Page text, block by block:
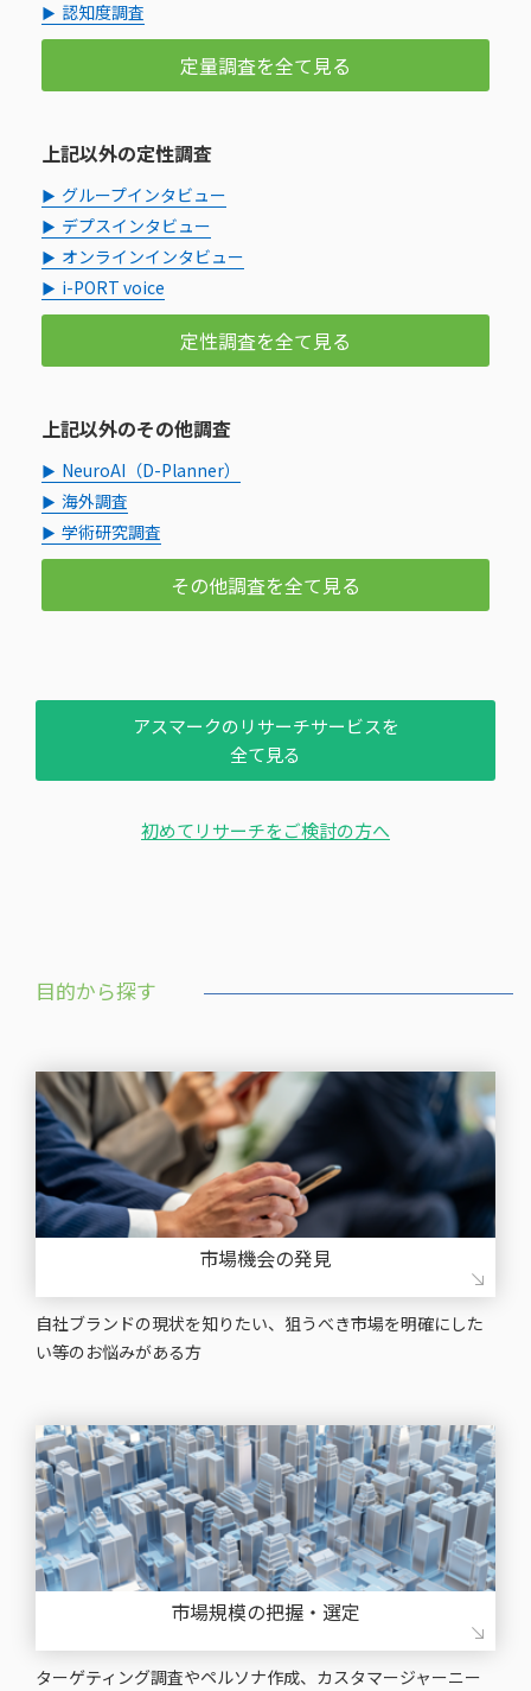
認知度調査
定量調査を全て見る
上記以外の定性調査
グループインタビュー
デプスインタビュー
オンラインインタビュー
i-PORT voice
定性調査を全て見る
上記以外のその他調査
NeuroAI（D-Planner）
海外調査
学術研究調査
その他調査を全て見る
アスマークのリサーチサービスを
全て見る
初めてリサーチをご検討の方へ
目的から探す
市場機会の発見
⾃社ブランドの現状を知りたい、狙うべき市場を明確にした
い等のお悩みがある⽅
市場規模の把握・選定
ターゲティング調査やペルソナ作成、カスタマージャーニー